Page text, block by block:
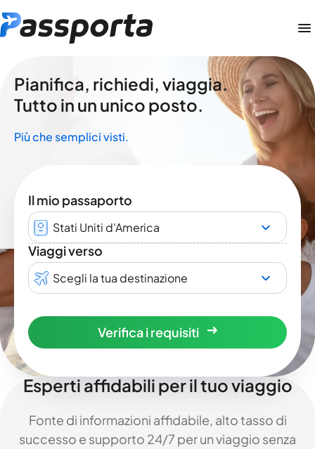
Pianifica, richiedi, viaggia.
Tutto in un unico posto.
Più che semplici visti.
Il mio passaporto
Stati Uniti d'America
Viaggi verso
Scegli la tua destinazione
Verifica i requisiti
Esperti affidabili per il tuo viaggio
Fonte di informazioni affidabile, alto tasso di
successo e supporto 24/7 per un viaggio senza